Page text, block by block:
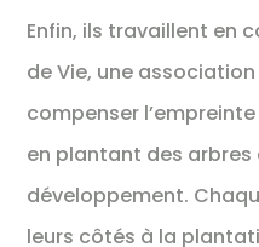
Enfin, ils travaillent en
de Vie, une
compenser
en plantant des arbres
développement.
leurs côtés à la